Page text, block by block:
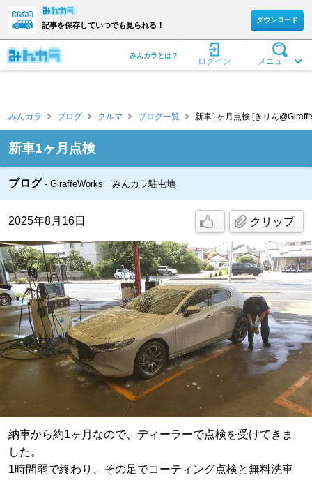
記事を保存していつでも見られる！
ダウンロード
メニュー
ログイン
みんカラとは？
みんカラ ブログ クルマ ブログ一覧 新車1ヶ月点検 [きりん
新車1ヶ月点検
ブログ GiraffeWorks みんカラ駐屯地
2025年8月16日 クリップ
納車から約1ヶ月なので、ディーラーで点検を受けてきま
した。
1時間弱で終わり、その足でコーティング点検と無料洗車